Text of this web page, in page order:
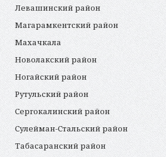
Левашинский район
Магарамкентский район
Махачкала
Новолакский район
Ногайский район
Рутульский район
Сергокалинский район
Сулейман-Стальский район
Табасаранский район